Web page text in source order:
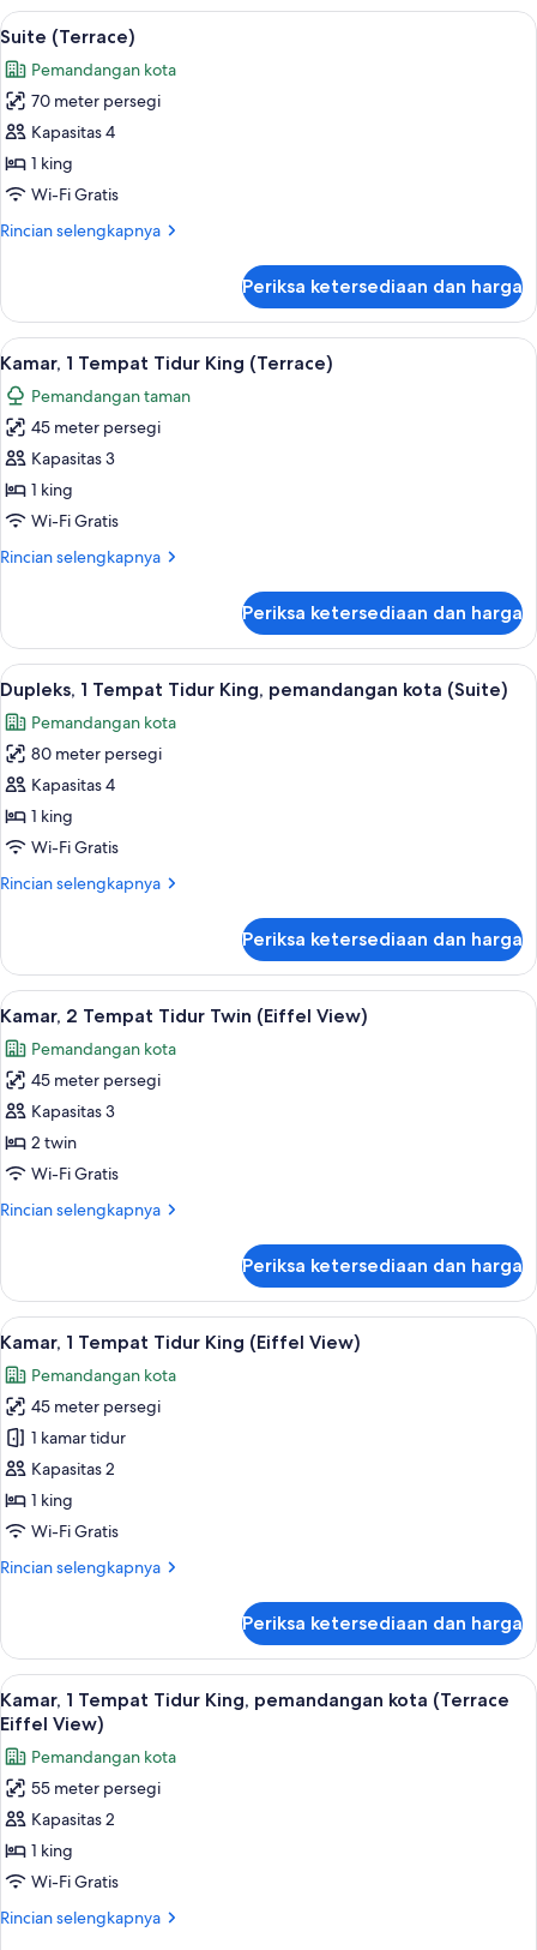
Superior,
2
Tempat
Tidur
Twin
Lihat
semua
foto
untuk
Suite
(Terrace)
Suite (Terrace) | 1 kamar tidur, seprai
8
Suite (Terrace)
Pemandangan kota
70 meter persegi
Kapasitas 4
1 king
Wi-Fi Gratis
Rincian selengkapnya
Rincian
Suite
(Terrace)
Periksa ketersediaan dan harga
Lihat
semua
foto
untuk
Kamar,
1
Tempat
King
Kamar, 1 Tempat Tidur King
8
Kamar, 1 Tempat Tidur King (Terrace)
Pemandangan taman
45 meter persegi
Kapasitas 3
1 king
Wi-Fi Gratis
Rincian selengkapnya
Rincian
Kamar,
Tempat
Tidur
King
(Terrace)
Periksa ketersediaan dan harga
Lihat
semua
foto
untuk
Dupleks,
1
Tempat
King,
(Suite)
Dupleks, 1 Tempat Tidur King,
10
Dupleks, 1 Tempat Tidur King, pemandangan kota (Suite)
Pemandangan kota
80 meter persegi
Kapasitas 4
1 king
Wi-Fi Gratis
Rincian selengkapnya
Rincian
Dupleks,
Tempat
King,
pemandangan
kota
(Suite)
Periksa ketersediaan dan harga
Lihat
semua
foto
untuk
Kamar,
2
Tempat
Twin
1 kamar tidur, seprai katun Mesir,
10
Kamar, 2 Tempat Tidur Twin (Eiffel View)
Pemandangan kota
45 meter persegi
Kapasitas 3
2 twin
Wi-Fi Gratis
Rincian selengkapnya
Rincian
Kamar,
Tempat
Twin
(Eiffel
View)
Periksa ketersediaan dan harga
Lihat
semua
foto
untuk
Kamar,
1
Tempat
Tidur
(Eiffel
1 kamar tidur, seprai katun Mesir,
11
Kamar, 1 Tempat Tidur King (Eiffel View)
Pemandangan kota
45 meter persegi
1 kamar tidur
Kapasitas 2
1 king
Wi-Fi Gratis
Rincian selengkapnya
Rincian
Kamar,
Tempat
Tidur
(Eiffel
View)
Periksa ketersediaan dan harga
Lihat
semua
foto
untuk
Kamar,
1
Tempat
Tidur
King,
pemandangan
Kamar, 1 Tempat Tidur King,
4
Kamar, 1 Tempat Tidur King, pemandangan kota (Terrace
Eiffel View)
Pemandangan kota
55 meter persegi
Kapasitas 2
1 king
Wi-Fi Gratis
Rincian selengkapnya
Rincian